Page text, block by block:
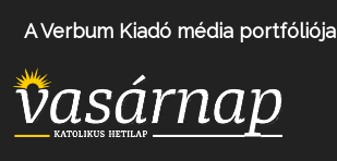
A Verbum Kiadó média portfóliója